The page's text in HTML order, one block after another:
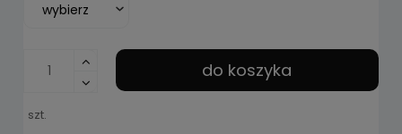
szt.
do koszyka